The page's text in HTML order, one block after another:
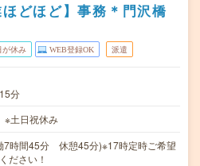
ほどほど】事務＊門沢橋
が休み WEB登録OK 派遣
分
土日祝休み
7時間45分 休憩45分)※17時定時ご希望
ださい！